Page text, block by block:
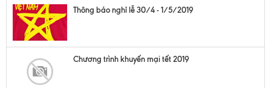
Thông báo nghỉ lễ 30/4 - 1/5/2019
Chương trình khuyến mại tết 2019